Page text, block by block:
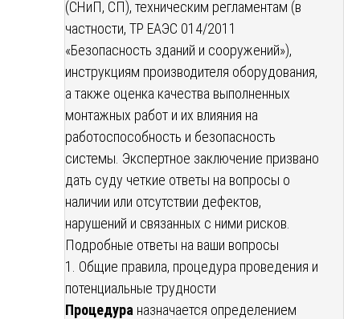
(СНиП, СП), техническим регламентам (в
частности, ТР ЕАЭС 014/2011
«Безопасность зданий и сооружений»),
инструкциям производителя оборудования,
а также оценка качества выполненных
монтажных работ и их влияния на
работоспособность и безопасность
системы. Экспертное заключение призвано
дать суду четкие ответы на вопросы о
наличии или отсутствии дефектов,
нарушений и связанных с ними рисков.
Подробные ответы на ваши вопросы
1. Общие правила, процедура проведения и
потенциальные трудности
Процедура назначается определением